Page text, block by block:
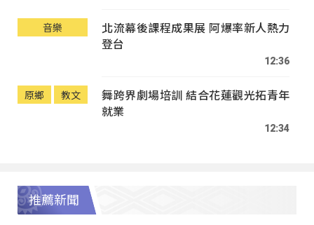
音樂
北流幕後課程成果展 阿爆率新人熱力
登台
12:36
原鄉 教文
舞跨界劇場培訓 結合花蓮觀光拓青年
就業
12:34
推薦新聞